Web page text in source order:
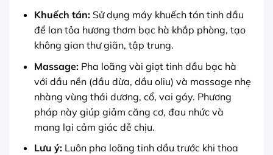
Khuếch tán:Sử dụng máy khuếch tán tinh dầu
để lan tỏa hương thơm bạc hà khắp phòng, tạo
không gian thư giãn, tập trung.
Massage:Pha loãng vài giọt tinh dầu bạc hà
với dầu nền (dầu dừa, dầu oliu) và massage nhẹ
nhàng vùng thái dương, cổ, vai gáy. Phương
pháp này giúp giảm căng cơ, đau nhức và
mang lại cảm giác dễ chịu.
Lưu ý:Luôn pha loãng tinh dầu trước khi thoa